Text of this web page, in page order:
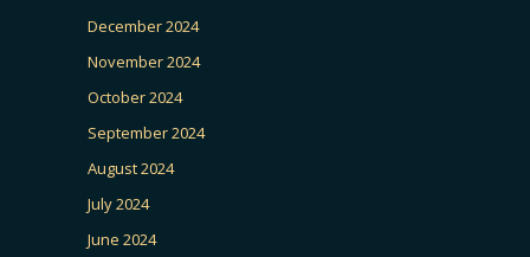
December 2024
November 2024
October 2024
September 2024
August 2024
July 2024
June 2024